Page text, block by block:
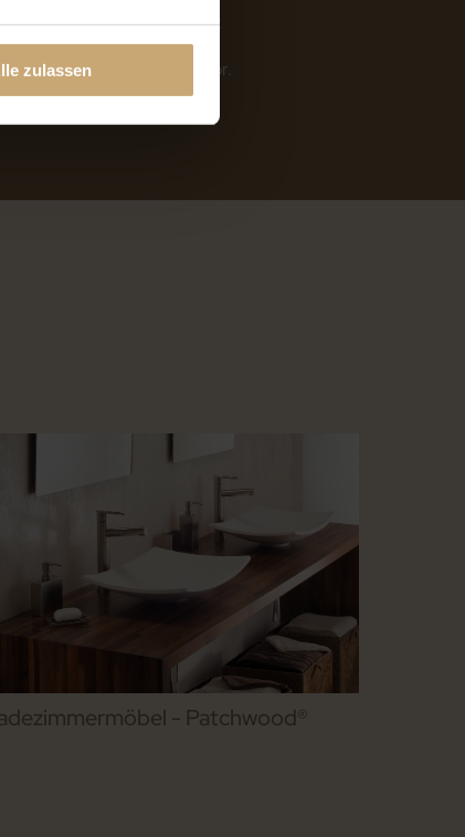
zulassen
ist gut
kommen relativ häufig vor.
- Patchwood®